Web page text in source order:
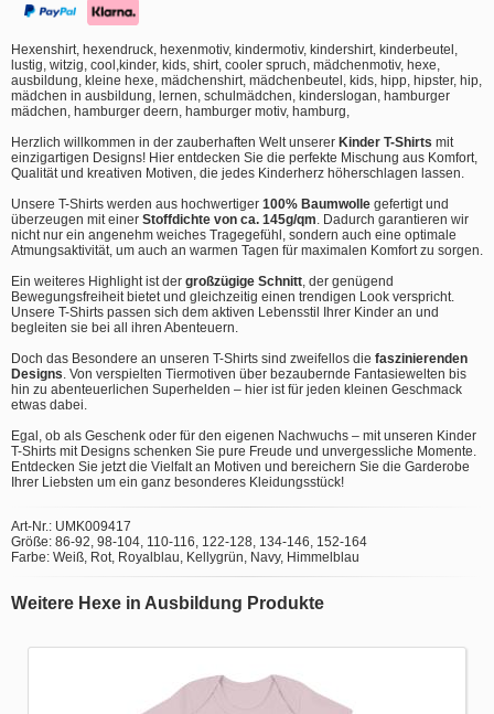
Hexenshirt, hexendruck, hexenmotiv, kindermotiv, kindershirt, kinderbeutel,
lustig, witzig, cool,kinder, kids, shirt, cooler spruch, mädchenmotiv, hexe,
ausbildung, kleine hexe, mädchenshirt, mädchenbeutel, kids, hipp, hipster, hip,
mädchen in ausbildung, lernen, schulmädchen, kinderslogan, hamburger
mädchen, hamburger deern, hamburger motiv, hamburg,
Herzlich willkommen in der zauberhaften Welt unserer Kinder T-Shirts mit
einzigartigen Designs! Hier entdecken Sie die perfekte Mischung aus Komfort,
Qualität und kreativen Motiven, die jedes Kinderherz höherschlagen lassen.
Unsere T-Shirts werden aus hochwertiger 100% Baumwolle gefertigt und
überzeugen mit einer Stoffdichte von ca. 145g/qm . Dadurch garantieren wir
nicht nur ein angenehm weiches Tragegefühl, sondern auch eine optimale
Atmungsaktivität, um auch an warmen Tagen für maximalen Komfort zu sorgen.
Ein weiteres Highlight ist der großzügige Schnitt , der genügend
Bewegungsfreiheit bietet und gleichzeitig einen trendigen Look verspricht.
Unsere T-Shirts passen sich dem aktiven Lebensstil Ihrer Kinder an und
begleiten sie bei all ihren Abenteuern.
Doch das Besondere an unseren T-Shirts sind zweifellos die faszinierenden
Designs . Von verspielten Tiermotiven über bezaubernde Fantasiewelten bis
hin zu abenteuerlichen Superhelden – hier ist für jeden kleinen Geschmack
etwas dabei.
Egal, ob als Geschenk oder für den eigenen Nachwuchs – mit unseren Kinder
T-Shirts mit Designs schenken Sie pure Freude und unvergessliche Momente.
Entdecken Sie jetzt die Vielfalt an Motiven und bereichern Sie die Garderobe
Ihrer Liebsten um ein ganz besonderes Kleidungsstück!
Art-Nr.: UMK009417
Größe: 86-92, 98-104, 110-116, 122-128, 134-146, 152-164
Farbe: Weiß, Rot, Royalblau, Kellygrün, Navy, Himmelblau
Weitere Hexe in Ausbildung Produkte